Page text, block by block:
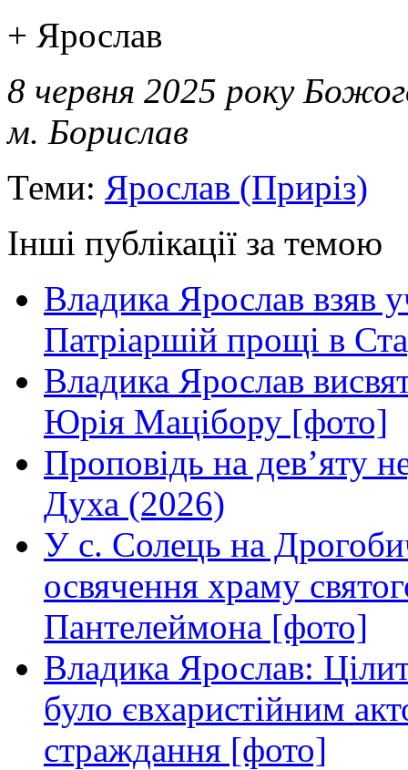
+ Ярослав
8 червня 2025 року
м. Борислав
Теми: Ярослав (Приріз)
Інші публікації за темою
Владика Ярослав взяв
Патріаршій прощі в
Владика Ярослав
Юрія Мацібору [фото]
Проповідь на дев’яту
Духа (2026)
У с. Солець на
освячення храму
Пантелеймона [фото]
Владика Ярослав:
було євхаристійним
страждання [фото]